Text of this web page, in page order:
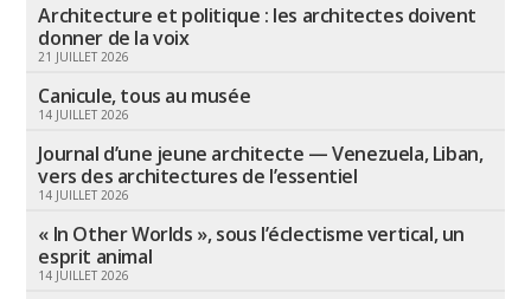
Architecture et politique : les architectes doivent
donner de la voix
21 JUILLET 2026
Canicule, tous au musée
14 JUILLET 2026
Journal d’une jeune architecte — Venezuela, Liban,
vers des architectures de l’essentiel
14 JUILLET 2026
« In Other Worlds », sous l’éclectisme vertical, un
esprit animal
14 JUILLET 2026